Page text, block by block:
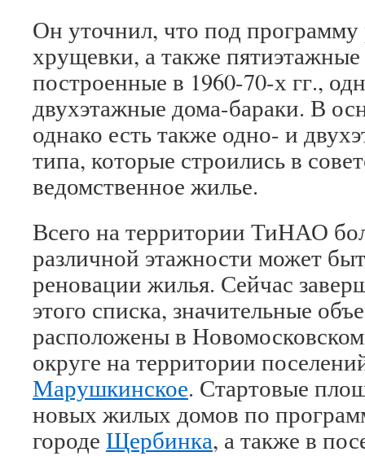
Он уточнил, что под
хрущевки, а также
построенные в 1960-70-х гг.,
двухэтажные дома-бараки. В
однако есть также одно- и
типа, которые строились в
ведомственное жилье.
Всего на территории ТиНАО
различной этажности может
реновации жилья. Сейчас
этого списка, значительные
расположены в
округе на территории
Марушкинское. Стартовые
новых жилых домов по
городе Щербинка, а также в